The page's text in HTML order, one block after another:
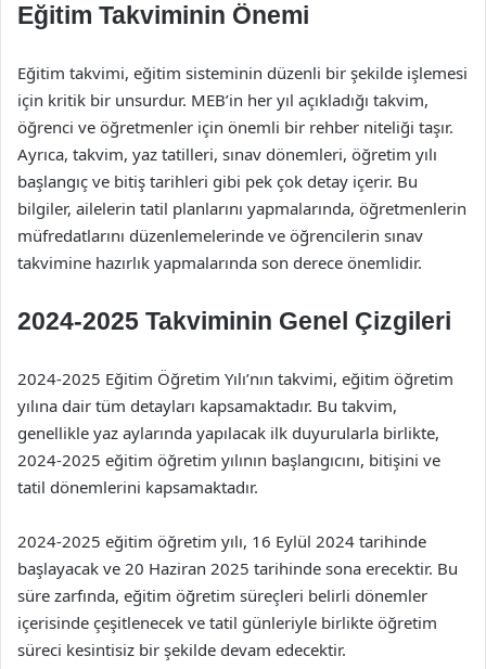
Eğitim Takviminin Önemi
Eğitim takvimi, eğitim sisteminin düzenli bir şekilde işlemesi
için kritik bir unsurdur. MEB’in her yıl açıkladığı takvim,
öğrenci ve öğretmenler için önemli bir rehber niteliği taşır.
Ayrıca, takvim, yaz tatilleri, sınav dönemleri, öğretim yılı
başlangıç ve bitiş tarihleri gibi pek çok detay içerir. Bu
bilgiler, ailelerin tatil planlarını yapmalarında, öğretmenlerin
müfredatlarını düzenlemelerinde ve öğrencilerin sınav
takvimine hazırlık yapmalarında son derece önemlidir.
2024-2025 Takviminin Genel Çizgileri
2024-2025 Eğitim Öğretim Yılı’nın takvimi, eğitim öğretim
yılına dair tüm detayları kapsamaktadır. Bu takvim,
genellikle yaz aylarında yapılacak ilk duyurularla birlikte,
2024-2025 eğitim öğretim yılının başlangıcını, bitişini ve
tatil dönemlerini kapsamaktadır.
2024-2025 eğitim öğretim yılı, 16 Eylül 2024 tarihinde
başlayacak ve 20 Haziran 2025 tarihinde sona erecektir. Bu
süre zarfında, eğitim öğretim süreçleri belirli dönemler
içerisinde çeşitlenecek ve tatil günleriyle birlikte öğretim
süreci kesintisiz bir şekilde devam edecektir.